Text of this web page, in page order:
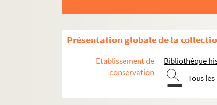
Présentation globale de la
Etablissement de
conservation
Bibliothèque
Tous
Correspondance
Photographies
Papiers personnels
Documents relatifs à la publication des
4-MS-FS-31-300. Les meubles